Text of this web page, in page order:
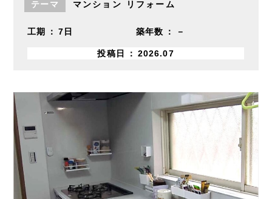
テーマ マンション リフォーム
工期 7日 築年数 －
投稿日 2026.07